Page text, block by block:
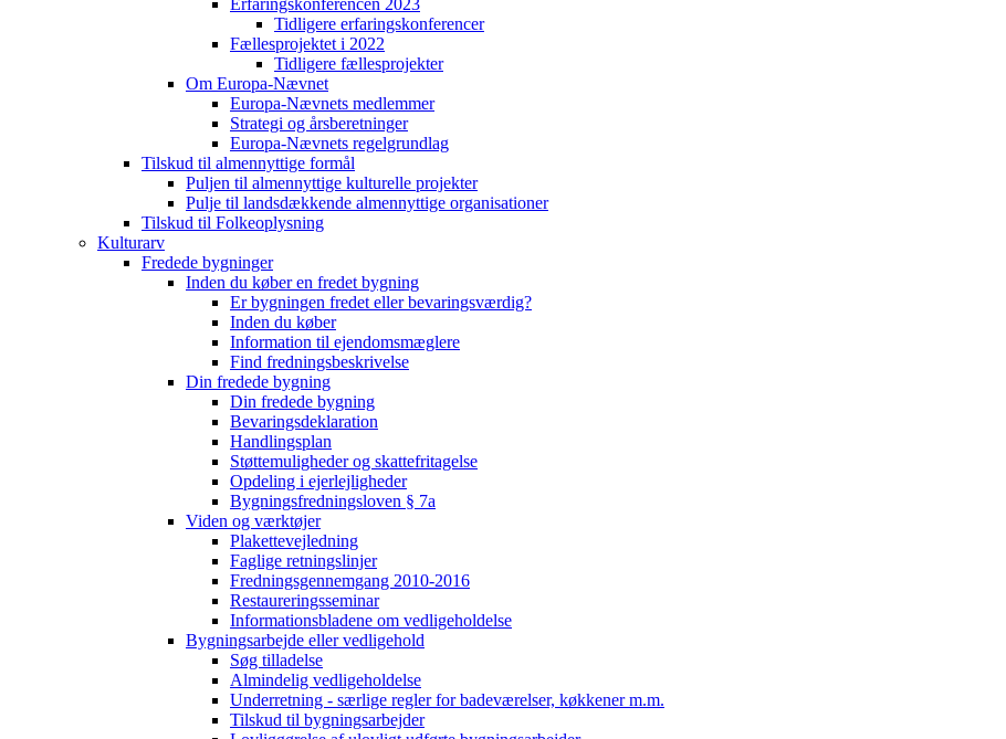
Erfaringskonferencen 2023
Tidligere erfaringskonferencer
Fællesprojektet i 2022
Tidligere fællesprojekter
Om Europa-Nævnet
Europa-Nævnets medlemmer
Strategi og årsberetninger
Europa-Nævnets regelgrundlag
Tilskud til almennyttige formål
Puljen til almennyttige kulturelle projekter
Pulje til landsdækkende almennyttige organisationer
Tilskud til Folkeoplysning
Kulturarv
Fredede bygninger
Inden du køber en fredet bygning
Er bygningen fredet eller bevaringsværdig?
Inden du køber
Information til ejendomsmæglere
Find fredningsbeskrivelse
Din fredede bygning
Din fredede bygning
Bevaringsdeklaration
Handlingsplan
Støttemuligheder og skattefritagelse
Opdeling i ejerlejligheder
Bygningsfredningsloven § 7a
Viden og værktøjer
Plakettevejledning
Faglige retningslinjer
Fredningsgennemgang 2010-2016
Restaureringsseminar
Informationsbladene om vedligeholdelse
Bygningsarbejde eller vedligehold
Søg tilladelse
Almindelig vedligeholdelse
Underretning - særlige regler for badeværelser, køkkener m.m.
Tilskud til bygningsarbejder